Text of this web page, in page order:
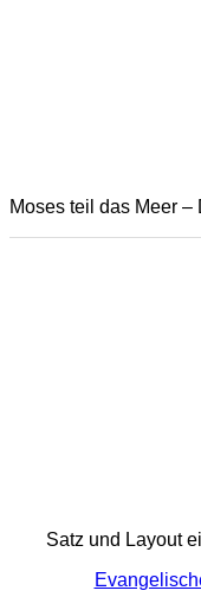
Moses teil das Meer
Satz und Layout